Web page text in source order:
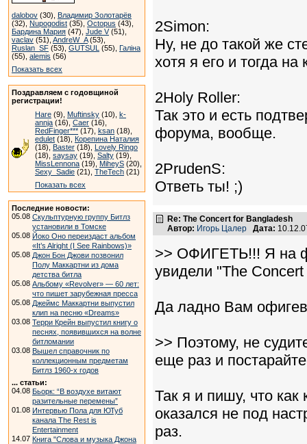
dalobov (30), Владимир Золотарёв
(32), Nupogodist (35), Octopus (43),
Бардина Мария (47), Jude V(51),
vaclav (51), AndreW_A(53),
Ruslan_SF (53), GUTSUL (55), Галіна
(55), alemis (56)
Показать всех
Поздравляем с годовщиной
регистрации!
Hare (9), Muftinsky (10), k-
annja (16), Caer (16),
RedFinger*** (17), ksan (18),
edulet (18), Корепина Наталия
(18), Baster (18), Lovely Ringo
(18), saysay (19), Salty (19),
MissLennona (19), MiheyS (20),
Sexy_Sadie (21), TheTech (21)
Показать всех
Последние новости:
05.08 Скульптурную группу Битлз
установили в Томске
05.08 Йоко Оно переиздаст альбом
«It’s Alright (I See Rainbows)»
05.08 Джон Бон Джови позвонил
Полу Маккартни из дома
детства битла
05.08 Альбому «Revolver» — 60 лет:
что пишет зарубежная пресса
05.08 Джеймс Маккартни выпустил
клип на песню «Dreams»
03.08 Терри Крейн выпустил книгу о
песнях, появившихся на волне
битломании
03.08 Вышел справочник по
коллекционным предметам
Битлз 1960-х годов
... статьи:
04.08 Бьорк: “В воздухе витают
разительные перемены”
01.08 Интервью Пола для ЮТуб
канала The Rest is
Entertainment
14.07 Книга "Слова и музыка Джона
2Simon:
Ну, не до такой же
хотя я его и тогда на
2Holy Roller:
Так это и есть
форума, вообще.
2PrudenS:
Ответь ты! ;)
Re: The Concert for Bangladesh
Автор: Игорь Цалер Дата:
>> ОФИГЕТЬ!!! Я на
увидели "The
Да ладно Вам
>> Поэтому, не
еще раз и
Так я и пишу, что как
оказался не под
раз.